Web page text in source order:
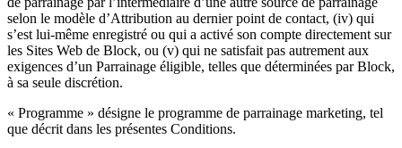
Personnel
Développeurs
Square Register
Square Terminal
selon le modèle d’Attribution au dernier point de contact, (iv) qui
s’est lui-même enregistré ou qui a activé son compte directement sur
les Sites Web de Block, ou (v) qui ne satisfait pas autrement aux
exigences d’un Parrainage éligible, telles que déterminées par Block,
à sa seule discrétion.
« Programme » désigne le programme de parrainage marketing, tel
que décrit dans les présentes Conditions.